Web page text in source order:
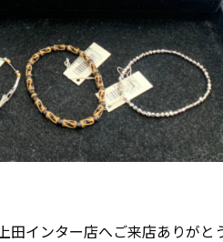
インター店へご来店ありがと